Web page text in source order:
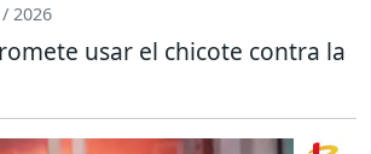
2026
usar el chicote contra la